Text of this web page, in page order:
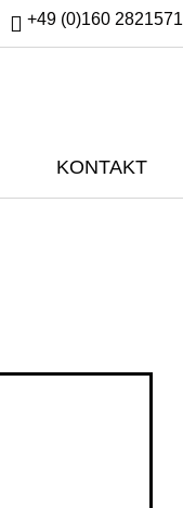
+49 (0)160 2821571
KONTAKT